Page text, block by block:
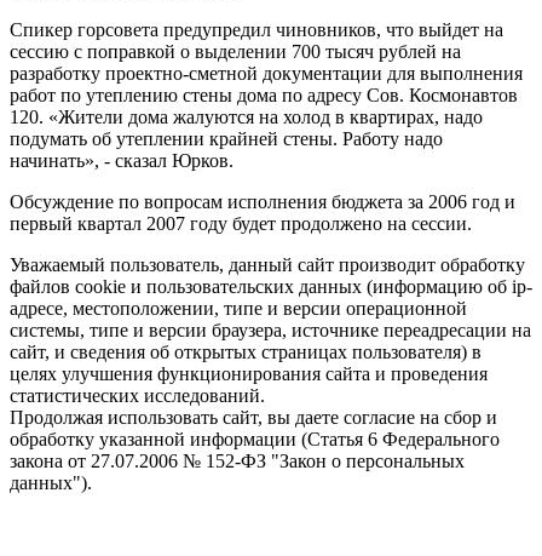
Спикер горсовета предупредил чиновников, что выйдет на
сессию с поправкой о выделении 700 тысяч рублей на
разработку проектно-сметной документации для выполнения
работ по утеплению стены дома по адресу Сов. Космонавтов
120. «Жители дома жалуются на холод в квартирах, надо
подумать об утеплении крайней стены. Работу надо
начинать», - сказал Юрков.
Обсуждение по вопросам исполнения бюджета за 2006 год и
первый квартал 2007 году будет продолжено на сессии.
Уважаемый пользователь, данный сайт производит обработку
файлов cookie и пользовательских данных (информацию об ip-
адресе, местоположении, типе и версии операционной
системы, типе и версии браузера, источнике переадресации на
сайт, и сведения об открытых страницах пользователя) в
целях улучшения функционирования сайта и проведения
статистических исследований.
Продолжая использовать сайт, вы даете согласие на сбор и
обработку указанной информации (Статья 6 Федерального
закона от 27.07.2006 № 152-ФЗ "Закон о персональных
данных").